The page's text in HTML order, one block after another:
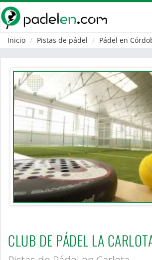
Inicio
Pistas de pádel Pádel en
CLUB DE PÁDEL LA